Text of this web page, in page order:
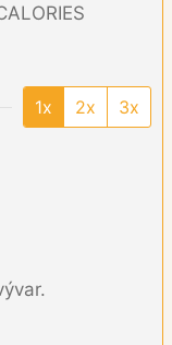
1x 2x 3x